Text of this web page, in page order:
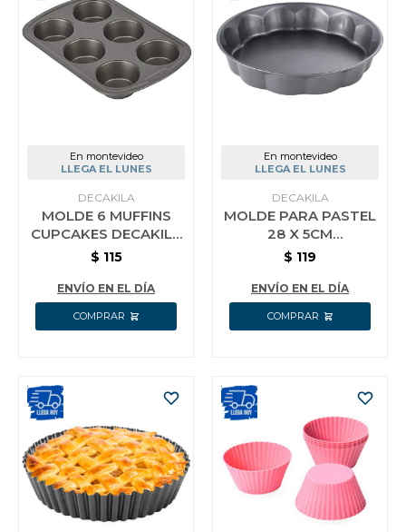
En montevideo
LLEGA EL LUNES
DECAKILA
MOLDE 6 MUFFINS
CUPCAKES DECAKILA
KMTT079B
$ 115
ENVÍO EN EL DÍA
En montevideo
LLEGA EL LUNES
DECAKILA
MOLDE PARA PASTEL
28 X 5CM
ANTIADHERENTE
$ 119
ENVÍO EN EL DÍA